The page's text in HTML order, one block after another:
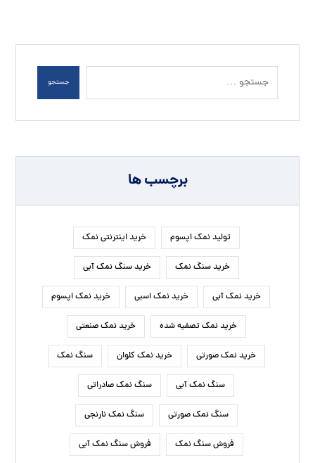
جستجو
برچسب ها
تولید نمک اپسوم خرید اینترنتی نمک
خرید سنگ نمک خرید سنگ نمک آبی
خرید نمک آبی خرید نمک اسبی خرید نمک اپسوم
خرید نمک تصفیه شده خرید نمک صنعتی
خرید نمک صورتی خرید نمک کلوان سنگ نمک
سنگ نمک آبی سنگ نمک صادراتی
سنگ نمک صورتی سنگ نمک نارنجی
فروش سنگ نمک فروش سنگ نمک آبی